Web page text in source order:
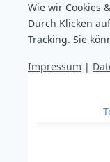
Wie wir Cookies
Durch Klicken
Tracking. Sie
Impressum |